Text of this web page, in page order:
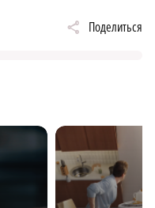
Поделиться